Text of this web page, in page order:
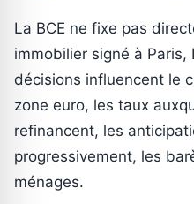
La BCE ne fixe pas
immobilier signé à Paris,
décisions influencent le
zone euro, les taux
refinancent, les
progressivement, les
ménages.